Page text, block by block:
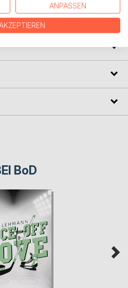
und eine Erinnerung daran, die
deuten und zu verstehen.
BoD
ANPASSEN